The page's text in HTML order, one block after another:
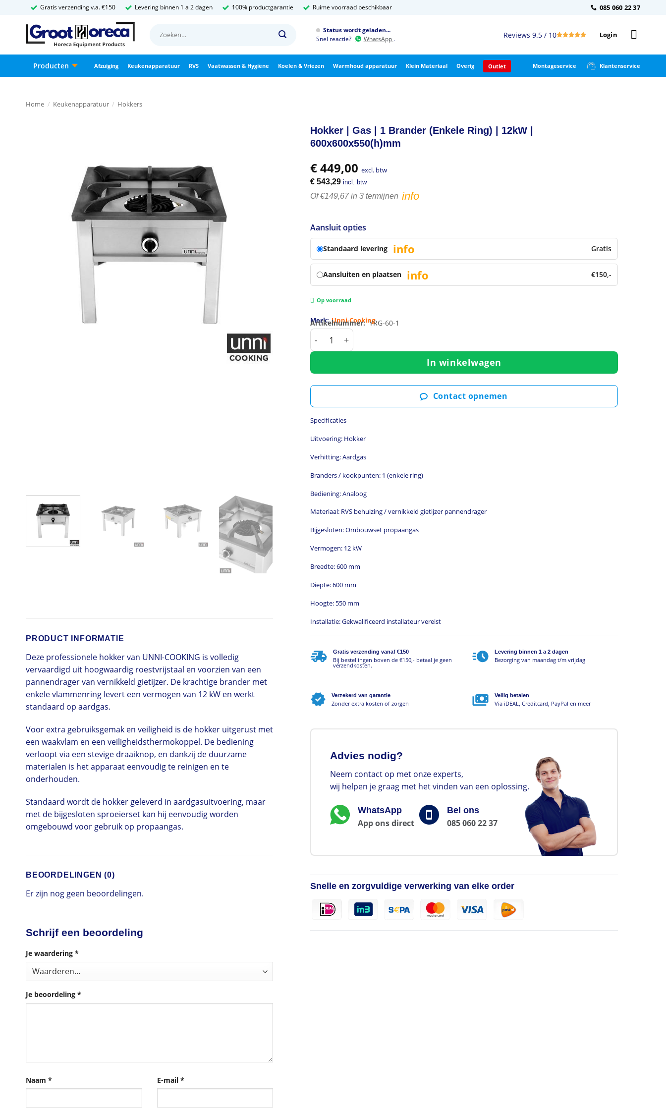
Gratis verzending v.a. €150 Levering binnen 1 a 2 dagen 100% productgarantie Ruime voorraad beschikbaar 085 060 22 37
naar:
Status wordt geladen...
Snel reactie?
WhatsApp . Reviews 9.5 / 10 Login
Producten Afzuiging Keukenapparatuur RVS Vaatwassen & Hygiëne Koelen & Vriezen Warmhoud apparatuur Klein Materiaal Overig Outlet Montageservice Klantenservice
Home / Keukenapparatuur / Hokkers
PRODUCT INFORMATIE
Deze professionele hokker van UNNI-COOKING is volledig
vervaardigd uit hoogwaardig roestvrijstaal en voorzien van een
pannendrager van vernikkeld gietijzer. De krachtige brander met
enkele vlammenring levert een vermogen van 12 kW en werkt
standaard op aardgas.
Voor extra gebruiksgemak en veiligheid is de hokker uitgerust met
een waakvlam en een veiligheidsthermokoppel. De bediening
verloopt via een stevige draaiknop, en dankzij de duurzame
materialen is het apparaat eenvoudig te reinigen en te
onderhouden.
Standaard wordt de hokker geleverd in aardgasuitvoering, maar
met de bijgesloten sproeierset kan hij eenvoudig worden
omgebouwd voor gebruik op propaangas.
BEOORDELINGEN (0)
Er zijn nog geen beoordelingen.
Schrijf een beoordeling
Je waardering *
Je beoordeling *
Naam * E-mail *
Hokker | Gas | 1 Brander (Enkele Ring) | 12kW |
600x600x550(h)mm
€449,00 excl. btw
€ 543,29 incl. btw
Of €149,67 in 3 termijnen info
Aansluit opties
Standaard levering info Gratis
Aansluiten en plaatsen info €150,-
Op voorraad
Merk: Unni-Cooking
Artikelnummer: YRG-60-1
Hokker | Gas | 1 Brander (Enkele Ring) | 12kW | 600x600x550(h)mm aantal
In winkelwagen
Contact opnemen
Specificaties
Uitvoering: Hokker
Verhitting: Aardgas
Branders / kookpunten: 1 (enkele ring)
Bediening: Analoog
Materiaal: RVS behuizing / vernikkeld gietijzer pannendrager
Bijgesloten: Ombouwset propaangas
Vermogen: 12 kW
Breedte: 600 mm
Diepte: 600 mm
Hoogte: 550 mm
Installatie: Gekwalificeerd installateur vereist
Gratis verzending vanaf €150
Bij bestellingen boven de €150,- betaal je geen
verzendkosten.
Levering binnen 1 a 2 dagen
Bezorging van maandag t/m vrijdag
Verzekerd van garantie
Zonder extra kosten of zorgen
Veilig betalen
Via iDEAL, Creditcard, PayPal en meer
Advies nodig?
Neem contact op met onze experts,
wij helpen je graag met het vinden van een oplossing.
WhatsApp
App ons direct
Bel ons
085 060 22 37
Snelle en zorgvuldige verwerking van elke order